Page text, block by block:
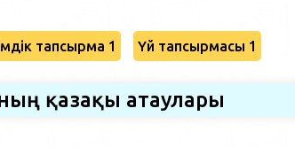
тапсырма 1 Үй тапсырмасы 1
қазақы атаулары